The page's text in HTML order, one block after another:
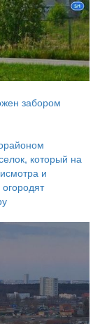
забором
который на
и